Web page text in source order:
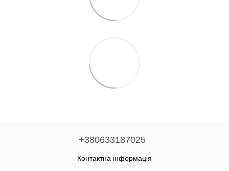
+380633187025
Контактна інформація